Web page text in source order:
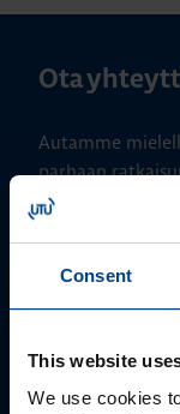
Consent
This website
We use cookies
Ota
Autamme
parhaan
sähköpostitse